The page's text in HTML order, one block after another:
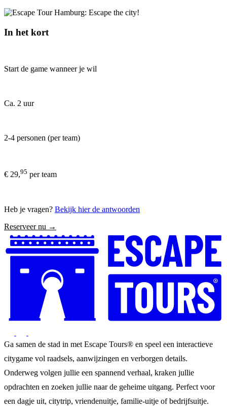
In het kort
Start de game wanneer je wil
Ca. 2 uur
2-4 personen (per team)
€ 29,95 per team
Heb je vragen? Bekijk hier de antwoorden
Reserveer nu →
Ga samen de stad in met Escape Tours® en speel een interactieve
citygame vol raadsels, aanwijzingen en verborgen details.
Onderweg volgen jullie een spannend verhaal, kraken jullie
opdrachten en zoeken jullie naar de geheime uitgang. Perfect voor
een dagje uit, citytrip, vriendenuitje, familie-uitje of bedrijfsuitje.